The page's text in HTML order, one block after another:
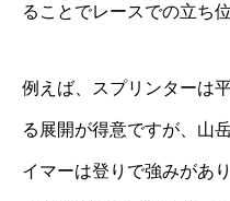
ることでレースでの立ち
例えば、スプリンターは
る展開が得意ですが、山
イマーは登りで強みがあ